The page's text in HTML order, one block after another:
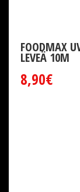
FOODMAX
LEVEÄ 10M
8,90€